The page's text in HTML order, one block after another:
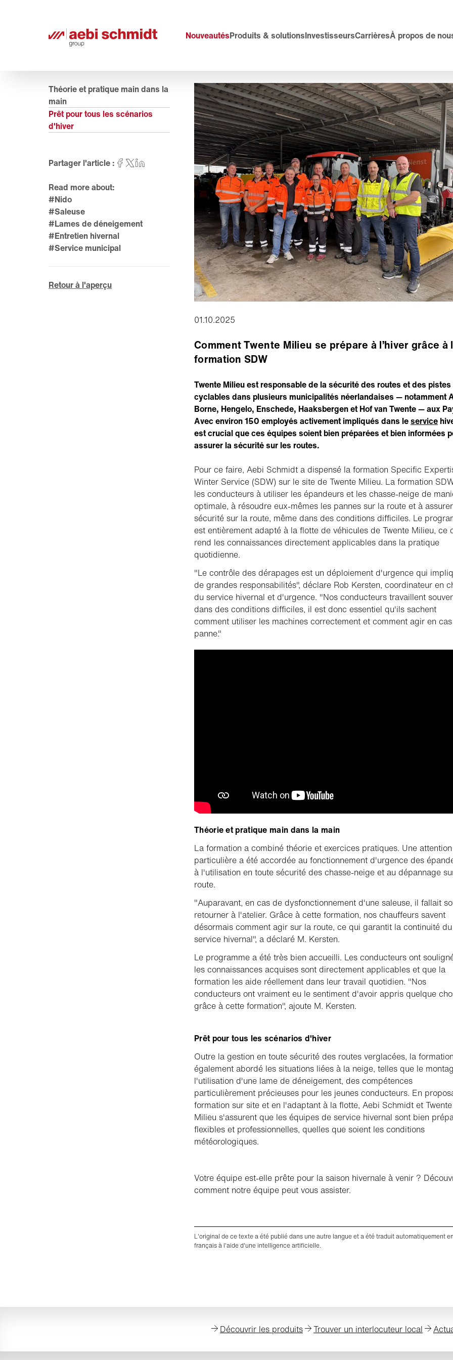
NouveautésProduits & solutionsInvestisseursCarrièresÀ propos de
Théorie et pratique main dans la
main
Prêt pour tous les scénarios
d'hiver
Partager l'article :
Read more about:
#Nido
#Saleuse
#Lames de déneigement
#Entretien hivernal
#Service municipal
Retour à l'aperçu
01.10.2025
Comment Twente Milieu se prépare à l’hiver grâce à
formation SDW
Twente Milieu est responsable de la sécurité des routes et des pistes
cyclables dans plusieurs municipalités néerlandaises — notamment
Borne, Hengelo, Enschede, Haaksbergen et Hof van Twente — aux
Avec environ 150 employés activement impliqués dans leservice
est crucial que ces équipes soient bien préparées et bien informées
assurer la sécurité sur les routes.
Pour ce faire, Aebi Schmidt a dispensé la formation Specific
Winter Service (SDW) sur le site de Twente Milieu. La formation
les conducteurs à utiliser les épandeurs et les chasse-neige de
optimale, à résoudre eux-mêmes les pannes sur la route et à
sécurité sur la route, même dans des conditions difficiles. Le
est entièrement adapté à la flotte de véhicules de Twente Milieu, ce
rend les connaissances directement applicables dans la pratique
quotidienne.
"Le contrôle des dérapages est un déploiement d'urgence qui
de grandes responsabilités", déclare Rob Kersten, coordinateur en
du service hivernal et d'urgence. "Nos conducteurs travaillent
dans des conditions difficiles, il est donc essentiel qu'ils sachent
comment utiliser les machines correctement et comment agir en
panne."
Théorie et pratique main dans la main
La formation a combiné théorie et exercices pratiques. Une attention
particulière a été accordée au fonctionnement d'urgence des
à l'utilisation en toute sécurité des chasse-neige et au dépannage
route.
"Auparavant, en cas de dysfonctionnement d'une saleuse, il fallait
retourner à l'atelier. Grâce à cette formation, nos chauffeurs savent
désormais comment agir sur la route, ce qui garantit la continuité du
service hivernal", a déclaré M. Kersten.
Le programme a été très bien accueilli. Les conducteurs ont
les connaissances acquises sont directement applicables et que la
formation les aide réellement dans leur travail quotidien. "Nos
conducteurs ont vraiment eu le sentiment d'avoir appris quelque
grâce à cette formation", ajoute M. Kersten.
Prêt pour tous les scénarios d'hiver
Outre la gestion en toute sécurité des routes verglacées, la
également abordé les situations liées à la neige, telles que le
l'utilisation d'une lame de déneigement, des compétences
particulièrement précieuses pour les jeunes conducteurs. En
formation sur site et en l'adaptant à la flotte, Aebi Schmidt et Twente
Milieu s'assurent que les équipes de service hivernal sont bien
flexibles et professionnelles, quelles que soient les conditions
météorologiques.
Votre équipe est-elle prête pour la saison hivernale à venir ?
comment notre équipe peut vous assister.
L'original de ce texte a été publié dans une autre langue et a été traduit automatiquement en
français à l'aide d'une intelligence artificielle.
Découvrir les produits Trouver un interlocuteur local